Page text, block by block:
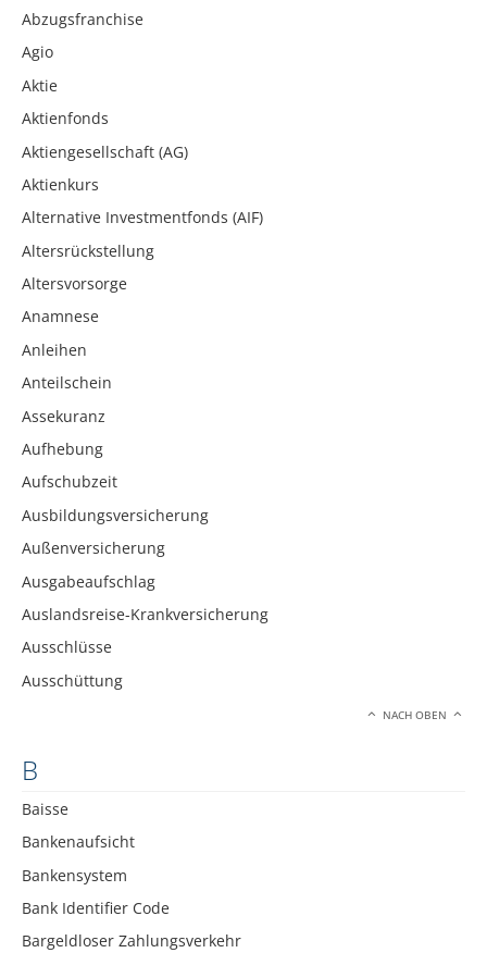
Abzugsfranchise
Agio
Aktie
Aktienfonds
Aktiengesellschaft (AG)
Aktienkurs
Alternative Investmentfonds (AIF)
Altersrückstellung
Altersvorsorge
Anamnese
Anleihen
Anteilschein
Assekuranz
Aufhebung
Aufschubzeit
Ausbildungsversicherung
Außenversicherung
Ausgabeaufschlag
Auslandsreise-Krankversicherung
Ausschlüsse
Ausschüttung
NACH OBEN
B
Baisse
Bankenaufsicht
Bankensystem
Bank Identifier Code
Bargeldloser Zahlungsverkehr